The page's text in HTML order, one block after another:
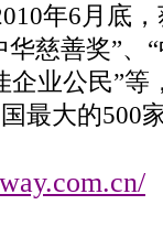
年6月底
慈善奖”、 “
企业公民”
最大的500